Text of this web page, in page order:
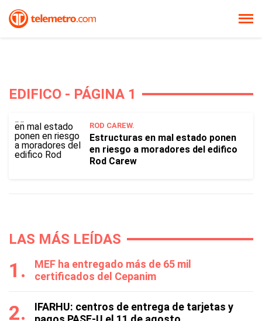
EDIFICO - PÁGINA 1
ROD CAREW.
Estructuras en mal estado ponen
en riesgo a moradores del edifico
Rod Carew
LAS MÁS LEÍDAS
MEF ha entregado más de 65 mil
certificados del Cepanim
IFARHU: centros de entrega de tarjetas y